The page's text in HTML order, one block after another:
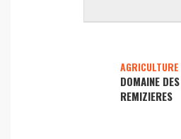
AGRICULTURE
DOMAINE DES
REMIZIERES